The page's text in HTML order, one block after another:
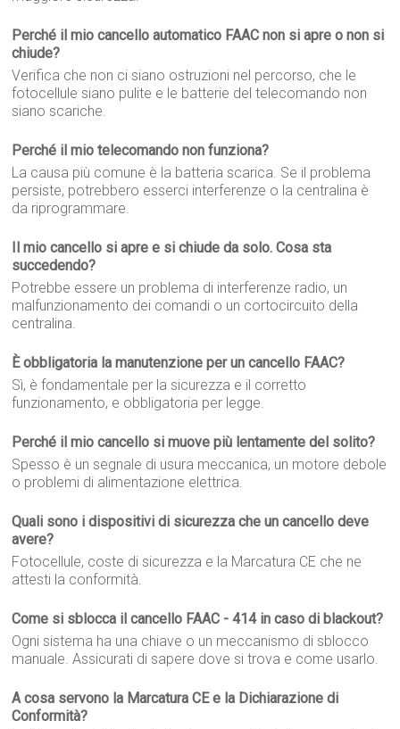
Perché il mio cancello automatico FAAC non si apre o non si
chiude?
Verifica che non ci siano ostruzioni nel percorso, che le
fotocellule siano pulite e le batterie del telecomando non
siano scariche.
Perché il mio telecomando non funziona?
La causa più comune è la batteria scarica. Se il problema
persiste, potrebbero esserci interferenze o la centralina è
da riprogrammare.
Il mio cancello si apre e si chiude da solo. Cosa sta
succedendo?
Potrebbe essere un problema di interferenze radio, un
malfunzionamento dei comandi o un cortocircuito della
centralina.
È obbligatoria la manutenzione per un cancello FAAC?
Sì, è fondamentale per la sicurezza e il corretto
funzionamento, e obbligatoria per legge.
Perché il mio cancello si muove più lentamente del solito?
Spesso è un segnale di usura meccanica, un motore debole
o problemi di alimentazione elettrica.
Quali sono i dispositivi di sicurezza che un cancello deve
avere?
Fotocellule, coste di sicurezza e la Marcatura CE che ne
attesti la conformità.
Come si sblocca il cancello FAAC - 414 in caso di blackout?
Ogni sistema ha una chiave o un meccanismo di sblocco
manuale. Assicurati di sapere dove si trova e come usarlo.
A cosa servono la Marcatura CE e la Dichiarazione di
Conformità?